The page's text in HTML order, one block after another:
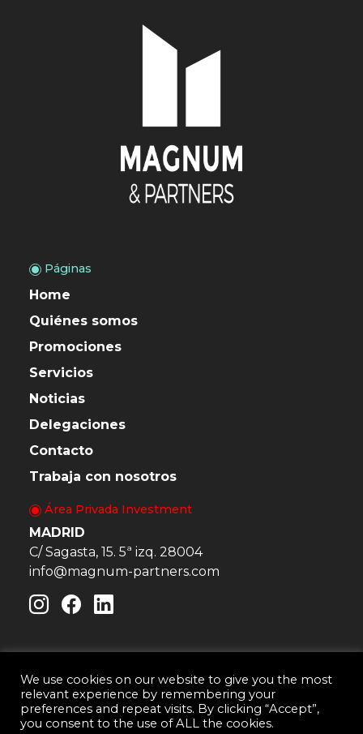
Páginas
Home
Quiénes somos
Promociones
Servicios
Noticias
Delegaciones
Contacto
Trabaja con nosotros
Área Privada Investment
MADRID
C/ Sagasta, 15. 5ª izq. 28004
info@magnum-partners.com
Magnum & Partners · Consultora Inmobiliaria © 2026
Aviso Legal
Política de Cookies
We use cookies on our website to give you the most
relevant experience by remembering your
preferences and repeat visits. By clicking “Accept”,
you consent to the use of ALL the cookies.